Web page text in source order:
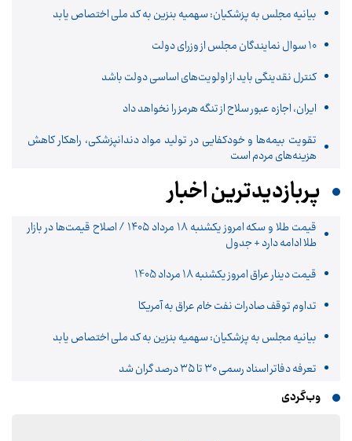
بیانیه مجلس به پزشکیان: سهمیه بنزین به کد ملی اختصاص یابد
10 سوال نمایندگان مجلس از وزرای دولت
کنترل نقدینگی باید از اولویت‌های اساسی دولت باشد
ایران، اجازه عبور سلاح از تنگه هرمز را نخواهد داد
تقویت بیمه‌ها و خودکفایی در تولید مواد دندانپزشکی، راهکار کاهش
هزینه‌های مردم است
پربازدیدترین اخبار
قیمت طلا و سکه امروز یکشنبه ۱۸ مرداد ۱۴۰۵ / اصلاح قیمت‌ها در بازار
طلا ادامه دارد + جدول
قیمت دینار عراق امروز یکشنبه 18 مرداد 1405
تداوم توقف صادرات نفت خام عراق به آمریکا
بیانیه مجلس به پزشکیان: سهمیه بنزین به کد ملی اختصاص یابد
تعرفه دفاتر اسناد رسمی ۳۰ تا ۳۵ درصد گران شد
وب‌گردی